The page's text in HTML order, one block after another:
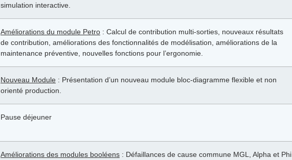
simulation interactive.
Améliorations du module Petro : Calcul de contribution multi-sorties, nouveaux résultats
de contribution, améliorations des fonctionnalités de modélisation, améliorations de la
maintenance préventive, nouvelles fonctions pour l’ergonomie.
Nouveau Module : Présentation d’un nouveau module bloc-diagramme flexible et non
orienté production.
Pause déjeuner
Améliorations des modules booléens : Défaillances de cause commune MGL, Alpha et Phi